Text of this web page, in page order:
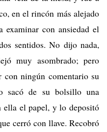
en el rincón más alejado
con ansiedad el
sentidos. No dijo nada,
muy asombrado; pero
con ningún comentario su
sacó de su bolsillo una
ella el papel, y lo depositó
cerró con llave. Recobró